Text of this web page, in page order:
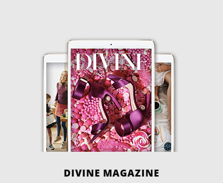
DIVINE MAGAZINE